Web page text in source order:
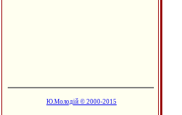
Ю.Молодій © 2000-2015